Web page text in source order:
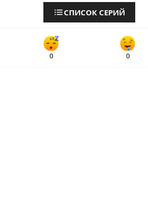
СПИСОК СЕРИЙ
0 0